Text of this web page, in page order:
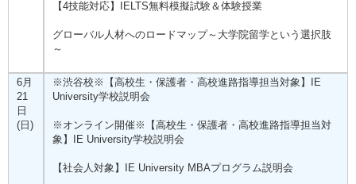
【4技能対応】IELTS無料模擬試験＆体験授業
グローバル人材へのロードマップ～大学院留学という選択肢
～
6月
21
日
(日)
※渋谷校※【高校生・保護者・高校進路指導担当対象】IE
University学校説明会
※オンライン開催※【高校生・保護者・高校進路指導担当対
象】IE University学校説明会
【社会人対象】IE University MBAプログラム説明会